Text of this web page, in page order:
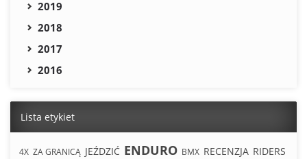
2019
2018
2017
2016
Lista etykiet
4X ZA GRANICĄ JEŹDZIĆ ENDURO BMX RECENZJA RIDERS